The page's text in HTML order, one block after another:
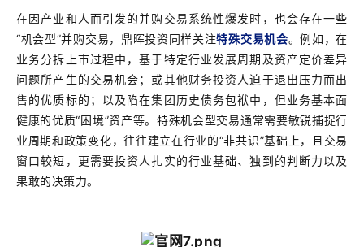
在因产业和人而引发的并购交易系统性爆发时，也会存在一些
“机会型”并购交易，鼎晖投资同样关注特殊交易机会。例如，在
业务分拆上市过程中，基于特定行业发展周期及资产定价差异
问题所产生的交易机会；或其他财务投资人迫于退出压力而出
售的优质标的；以及陷在集团历史债务包袱中，但业务基本面
健康的优质“困境”资产等。特殊机会型交易通常需要敏锐捕捉行
业周期和政策变化，往往建立在行业的“非共识”基础上，且交易
窗口较短，更需要投资人扎实的行业基础、独到的判断力以及
果敢的决策力。